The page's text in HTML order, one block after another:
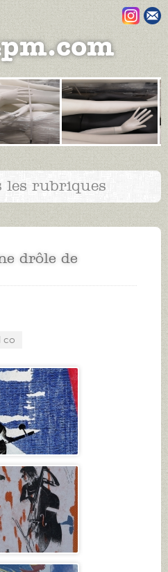
les rubriques
drôle de
co